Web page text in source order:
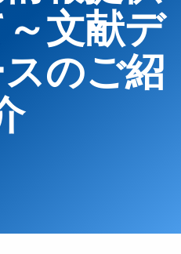
文献デ
のご紹